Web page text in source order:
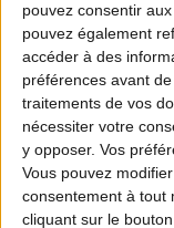
pouvez consentir
pouvez également
accéder à des
préférences avant de
traitements de vos
nécessiter votre
y opposer. Vos
Vous pouvez
consentement à tout
cliquant sur le